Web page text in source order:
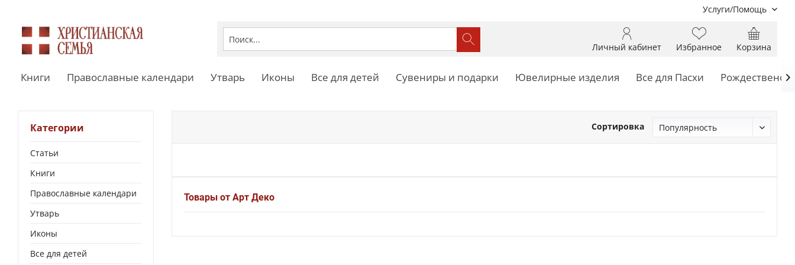
Услуги/Помощь
Корзина
Избранное
Личный кабинет
Книги Православные календари Утварь Иконы Все для детей Сувениры и подарки Ювелирные изделия Все для Пасхи 
Категории
Статьи
Книги
Православные календари
Утварь
Иконы
Все для детей
Сортировка
Товары от Арт Деко